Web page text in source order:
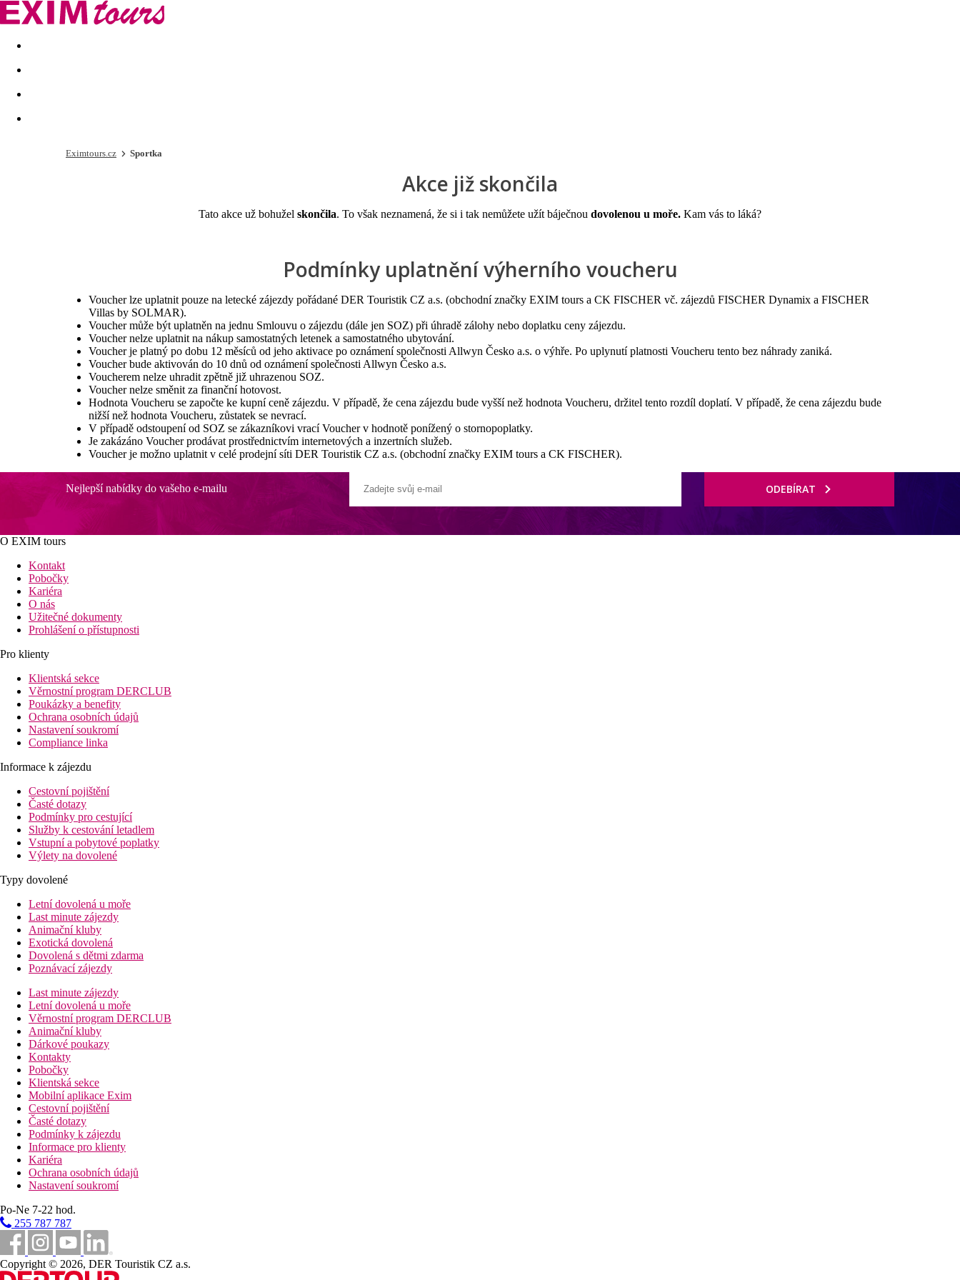
Akční nabídky Last minute
Eximtours.cz Sportka
Akce již skončila
Tato akce už bohužel skončila. To však neznamená, že si i tak nemůžete užít báječnou dovolenou u moře. Kam vás to láká?
Podmínky uplatnění výherního voucheru
Voucher lze uplatnit pouze na letecké zájezdy pořádané DER Touristik CZ a.s. (obchodní značky EXIM tours a CK FISCHER vč. zájezdů FISCHER Dynamix a FISCHER
Villas by SOLMAR).
Voucher může být uplatněn na jednu Smlouvu o zájezdu (dále jen SOZ) při úhradě zálohy nebo doplatku ceny zájezdu.
Voucher nelze uplatnit na nákup samostatných letenek a samostatného ubytování.
Voucher je platný po dobu 12 měsíců od jeho aktivace po oznámení společnosti Allwyn Česko a.s. o výhře. Po uplynutí platnosti Voucheru tento bez náhrady zaniká.
Voucher bude aktivován do 10 dnů od oznámení společnosti Allwyn Česko a.s.
Voucherem nelze uhradit zpětně již uhrazenou SOZ.
Voucher nelze směnit za finanční hotovost.
Hodnota Voucheru se započte ke kupní ceně zájezdu. V případě, že cena zájezdu bude vyšší než hodnota Voucheru, držitel tento rozdíl doplatí. V případě, že cena zájezdu bude
nižší než hodnota Voucheru, zůstatek se nevrací.
V případě odstoupení od SOZ se zákazníkovi vrací Voucher v hodnotě ponížený o stornopoplatky.
Je zakázáno Voucher prodávat prostřednictvím internetových a inzertních služeb.
Voucher je možno uplatnit v celé prodejní síti DER Touristik CZ a.s. (obchodní značky EXIM tours a CK FISCHER).
Nejlepší nabídky do vašeho e-mailu ODEBÍRAT
O EXIM tours
Kontakt
Pobočky
Kariéra
O nás
Užitečné dokumenty
Prohlášení o přístupnosti
Pro klienty
Klientská sekce
Věrnostní program DERCLUB
Poukázky a benefity
Ochrana osobních údajů
Nastavení soukromí
Compliance linka
Informace k zájezdu
Cestovní pojištění
Časté dotazy
Podmínky pro cestující
Služby k cestování letadlem
Vstupní a pobytové poplatky
Výlety na dovolené
Typy dovolené
Letní dovolená u moře
Last minute zájezdy
Animační kluby
Exotická dovolená
Dovolená s dětmi zdarma
Poznávací zájezdy
Last minute zájezdy
Letní dovolená u moře
Věrnostní program DERCLUB
Animační kluby
Dárkové poukazy
Kontakty
Pobočky
Klientská sekce
Mobilní aplikace Exim
Cestovní pojištění
Časté dotazy
Podmínky k zájezdu
Informace pro klienty
Kariéra
Ochrana osobních údajů
Nastavení soukromí
Po-Ne 7-22 hod.
255 787 787
Copyright © 2026, DER Touristik CZ a.s.